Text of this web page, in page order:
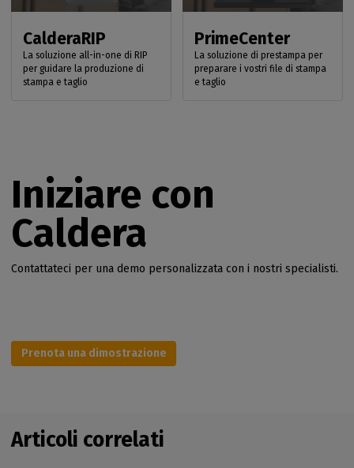
CalderaRIP
La soluzione all-in-one di RIP
per guidare la produzione di
stampa e taglio
PrimeCenter
La soluzione di prestampa per
preparare i vostri file di stampa
e taglio
Iniziare con
Caldera
Contattateci per una demo personalizzata con i nostri specialisti.
Prenota una dimostrazione
Articoli correlati